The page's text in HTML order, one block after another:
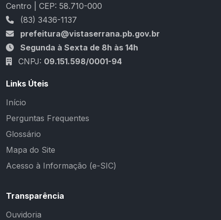
Centro | CEP: 58.710-000
(83) 3436-1137
prefeitura@vistaserrana.pb.gov.br
Segunda à Sexta de 8h às 14h
CNPJ: 09.151.598/0001-94
Links Úteis
Início
Perguntas Frequentes
Glossário
Mapa do Site
Acesso à Informação (e-SIC)
Transparência
Ouvidoria